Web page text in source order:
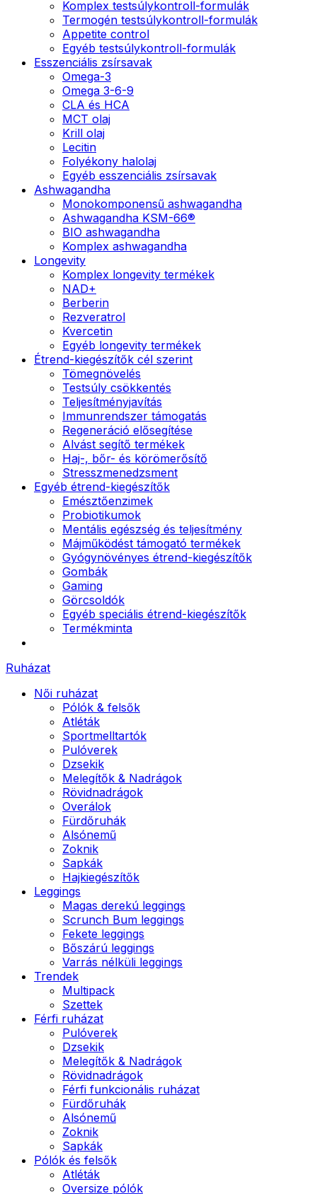
Komplex testsúlykontroll-formulák
Termogén testsúlykontroll-formulák
Appetite control
Egyéb testsúlykontroll-formulák
Esszenciális zsírsavak
Omega-3
Omega 3-6-9
CLA és HCA
MCT olaj
Krill olaj
Lecitin
Folyékony halolaj
Egyéb esszenciális zsírsavak
Ashwagandha
Monokomponensű ashwagandha
Ashwagandha KSM-66®
BIO ashwagandha
Komplex ashwagandha
Longevity
Komplex longevity termékek
NAD+
Berberin
Rezveratrol
Kvercetin
Egyéb longevity termékek
Étrend-kiegészítők cél szerint
Tömegnövelés
Testsúly csökkentés
Teljesítményjavítás
Immunrendszer támogatás
Regeneráció elősegítése
Alvást segítő termékek
Haj-, bőr- és körömerősítő
Stresszmenedzsment
Egyéb étrend-kiegészítők
Emésztőenzimek
Probiotikumok
Mentális egészség és teljesítmény
Májműködést támogató termékek
Gyógynövényes étrend-kiegészítők
Gombák
Gaming
Görcsoldók
Egyéb speciális étrend-kiegészítők
Termékminta
Ruházat
Női ruházat
Pólók & felsők
Atléták
Sportmelltartók
Pulóverek
Dzsekik
Melegítők & Nadrágok
Rövidnadrágok
Overálok
Fürdőruhák
Alsónemű
Zoknik
Sapkák
Hajkiegészítők
Leggings
Magas derekú leggings
Scrunch Bum leggings
Fekete leggings
Bőszárú leggings
Varrás nélküli leggings
Trendek
Multipack
Szettek
Férfi ruházat
Pulóverek
Dzsekik
Melegítők & Nadrágok
Rövidnadrágok
Férfi funkcionális ruházat
Fürdőruhák
Alsónemű
Zoknik
Sapkák
Pólók és felsők
Atléták
Oversize pólók